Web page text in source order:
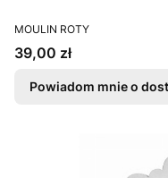
PRODUCENT
MOULIN ROTY
Cena
39,00 zł
Powiadom mnie o